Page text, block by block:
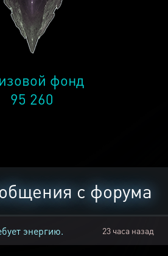
фонд
95 260
с форума
энергию. 23 часа назад